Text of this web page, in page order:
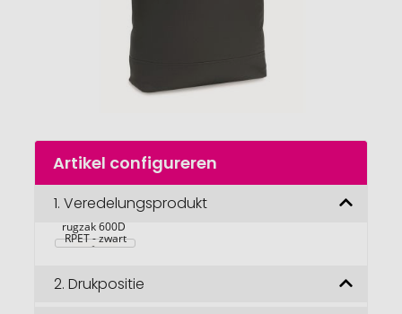
Naar
begin
afbeeldingengalerij
Artikel configureren
1. Veredelungsprodukt
rugzak 600D
RPET - zwart
2. Drukpositie